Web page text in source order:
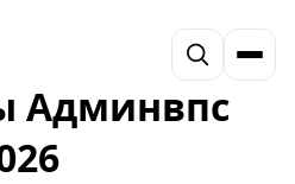
Админвпс